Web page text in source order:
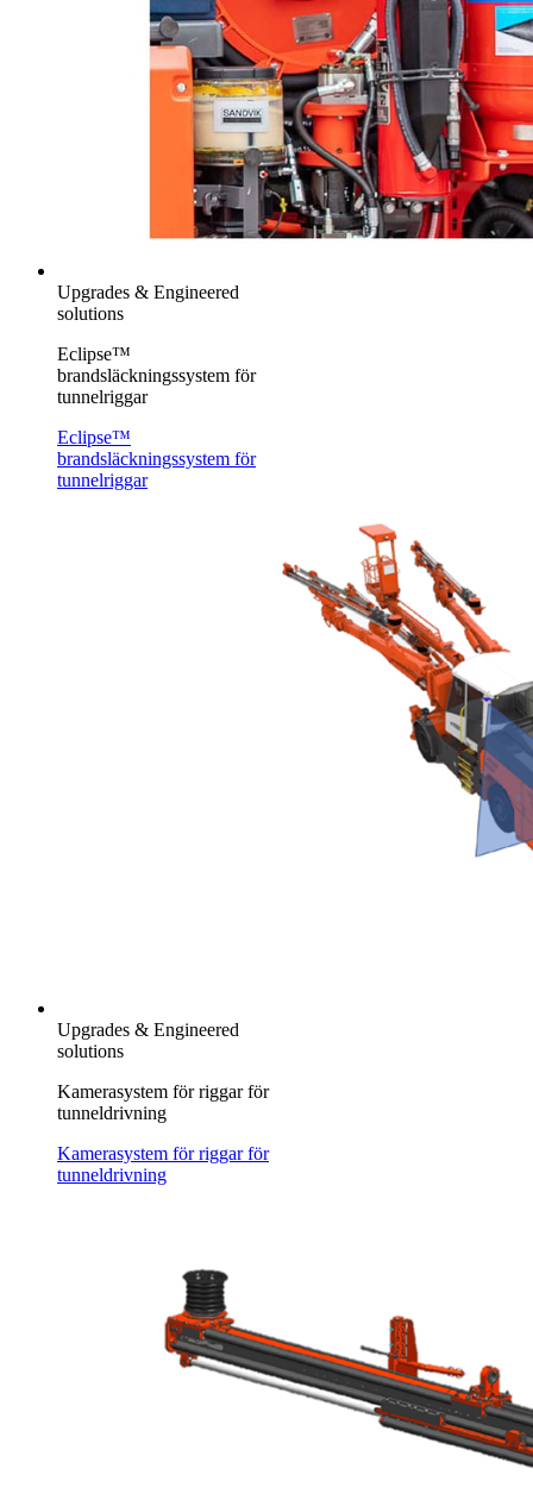
Upgrades & Engineered
solutions
Eclipse™
brandsläckningssystem för
tunnelriggar
Eclipse™
brandsläckningssystem för
tunnelriggar
Upgrades & Engineered
solutions
Kamerasystem för riggar för
tunneldrivning
Kamerasystem för riggar för
tunneldrivning